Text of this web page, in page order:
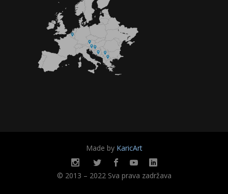
Made by KaricArt
© 2013 – 2022 Sva prava zadržava